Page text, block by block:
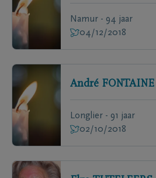
Namur - 94 jaar
04/12/2018
André FONTAINE
Longlier - 91 jaar
02/10/2018